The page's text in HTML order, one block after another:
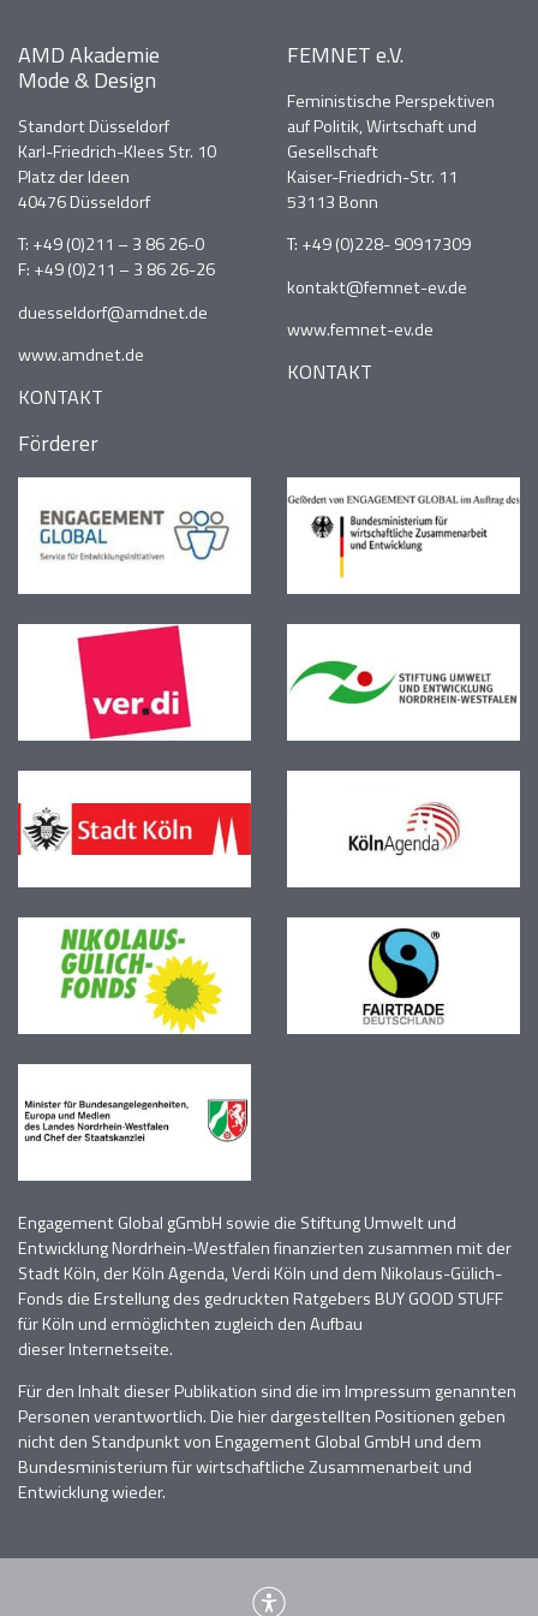
AMD Akademie
Mode & Design
Standort Düsseldorf
Karl-Friedrich-Klees Str. 10
Platz der Ideen
40476 Düsseldorf
T: +49 (0)211 – 3 86 26-0
F: +49 (0)211 – 3 86 26-26
duesseldorf@amdnet.de
www.amdnet.de
KONTAKT
FEMNET e.V.
Feministische Perspektiven
auf Politik, Wirtschaft und
Gesellschaft
Kaiser-Friedrich-Str. 11
53113 Bonn
T: +49 (0)228- 90917309
kontakt@femnet-ev.de
www.femnet-ev.de
KONTAKT
Förderer
Engagement Global gGmbH sowie die Stiftung Umwelt und
Entwicklung Nordrhein-Westfalen finanzierten zusammen mit der
Stadt Köln, der Köln Agenda, Verdi Köln und dem Nikolaus-Gülich-
Fonds die Erstellung des gedruckten Ratgebers BUY GOOD STUFF
für Köln und ermöglichten zugleich den Aufbau
dieserInternetseite.
Für den Inhalt dieser Publikation sind die im Impressum genannten
Personen verantwortlich. Die hier dargestellten Positionen geben
nicht den Standpunkt von Engagement Global GmbH und dem
Bundesministerium für wirtschaftliche Zusammenarbeit und
Entwicklung wieder.